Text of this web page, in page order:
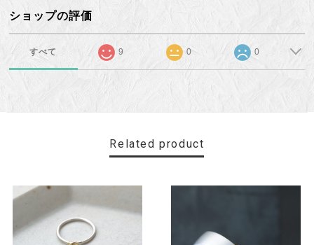
ショップの評価
すべて 9 0 0
Related product